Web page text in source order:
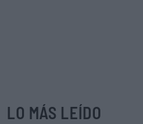
LO MÁS LEÍDO